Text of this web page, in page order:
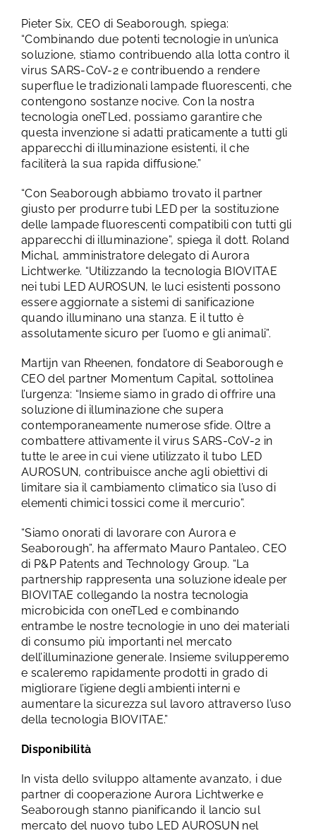
Pieter Six, CEO di Seaborough, spiega:
“Combinando due potenti tecnologie in un’unica
soluzione, stiamo contribuendo alla lotta contro il
virus SARS-CoV-2 e contribuendo a rendere
superflue le tradizionali lampade fluorescenti, che
contengono sostanze nocive. Con la nostra
tecnologia oneTLed, possiamo garantire che
questa invenzione si adatti praticamente a tutti gli
apparecchi di illuminazione esistenti, il che
faciliterà la sua rapida diffusione.”
“Con Seaborough abbiamo trovato il partner
giusto per produrre tubi LED per la sostituzione
delle lampade fluorescenti compatibili con tutti gli
apparecchi di illuminazione”, spiega il dott. Roland
Michal, amministratore delegato di Aurora
Lichtwerke. “Utilizzando la tecnologia BIOVITAE
nei tubi LED AUROSUN, le luci esistenti possono
essere aggiornate a sistemi di sanificazione
quando illuminano una stanza. E il tutto è
assolutamente sicuro per l’uomo e gli animali”.
Martijn van Rheenen, fondatore di Seaborough e
CEO del partner Momentum Capital, sottolinea
l’urgenza: “Insieme siamo in grado di offrire una
soluzione di illuminazione che supera
contemporaneamente numerose sfide. Oltre a
combattere attivamente il virus SARS-CoV-2 in
tutte le aree in cui viene utilizzato il tubo LED
AUROSUN, contribuisce anche agli obiettivi di
limitare sia il cambiamento climatico sia l’uso di
elementi chimici tossici come il mercurio”.
“Siamo onorati di lavorare con Aurora e
Seaborough”, ha affermato Mauro Pantaleo, CEO
di P&P Patents and Technology Group. “La
partnership rappresenta una soluzione ideale per
BIOVITAE collegando la nostra tecnologia
microbicida con oneTLed e combinando
entrambe le nostre tecnologie in uno dei materiali
di consumo più importanti nel mercato
dell’illuminazione generale. Insieme svilupperemo
e scaleremo rapidamente prodotti in grado di
migliorare l’igiene degli ambienti interni e
aumentare la sicurezza sul lavoro attraverso l’uso
della tecnologia BIOVITAE.”
Disponibilità
In vista dello sviluppo altamente avanzato, i due
partner di cooperazione Aurora Lichtwerke e
Seaborough stanno pianificando il lancio sul
mercato del nuovo tubo LED AUROSUN nel